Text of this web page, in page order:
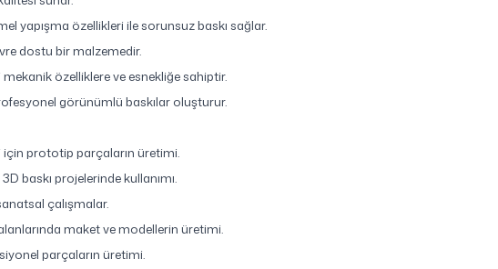
yapışma özellikleri ile sorunsuz baskı sağlar.
dostu bir malzemedir.
özelliklere ve esnekliğe sahiptir.
görünümlü baskılar oluşturur.
prototip parçaların üretimi.
baskı projelerinde kullanımı.
çalışmalar.
maket ve modellerin üretimi.
parçaların üretimi.